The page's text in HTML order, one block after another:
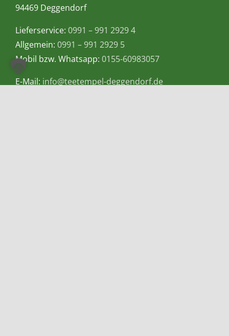
94469 Deggendorf
Lieferservice: 0991 – 991 2929 4
Allgemein: 0991 – 991 2929 5
Mobil bzw. Whatsapp: 0155-60983057
E-Mail: info@teetempel-deggendorf.de